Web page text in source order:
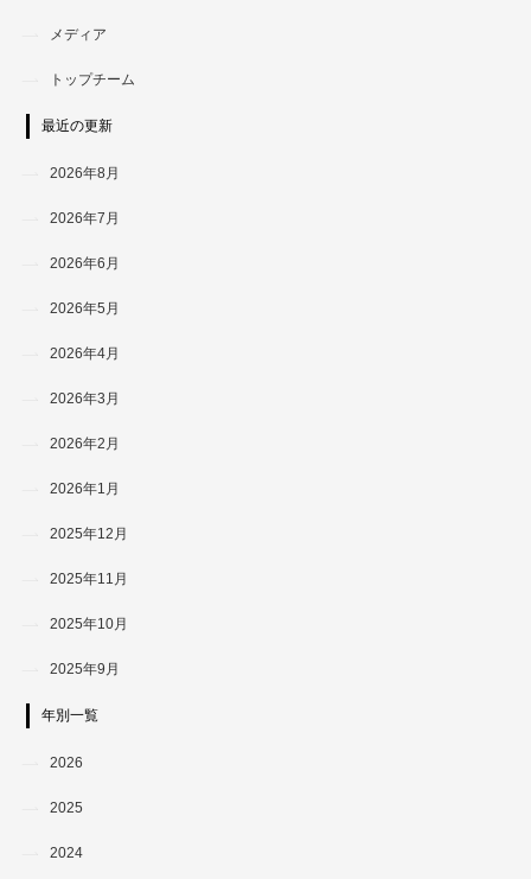
メディア
トップチーム
最近の更新
2026年8月
2026年7月
2026年6月
2026年5月
2026年4月
2026年3月
2026年2月
2026年1月
2025年12月
2025年11月
2025年10月
2025年9月
年別一覧
2026
2025
2024